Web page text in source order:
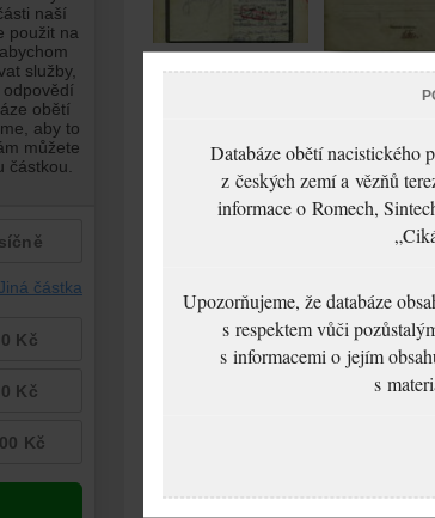
Anšerliková
Nabytí
Databáze obětí nacistického
z českých zemí a vězňů
informace o Romech,
Upozorňujeme, že databáze
s respektem vůči
s informacemi o jejím
s